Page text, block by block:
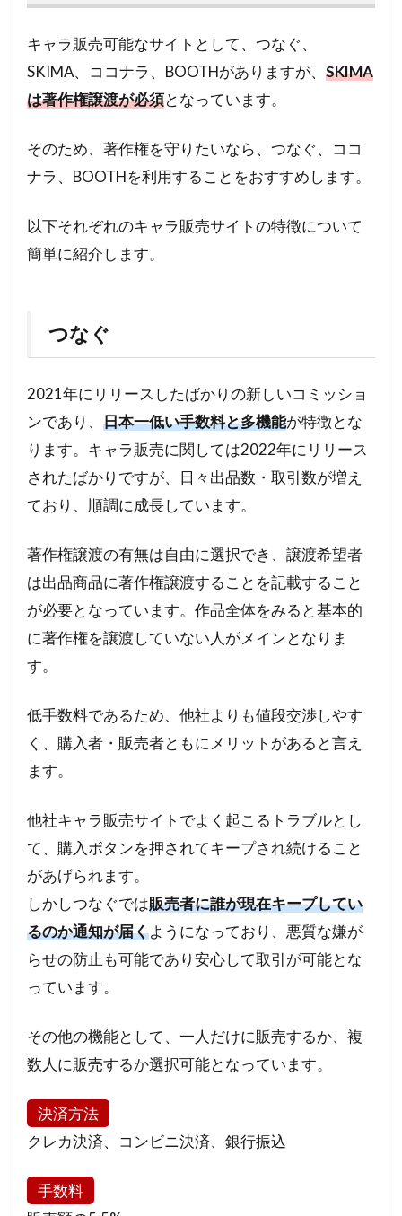
キャラ販売可能なサイトとして、つなぐ、
SKIMA、ココナラ、BOOTHがありますが、 SKIMA
は著作権譲渡が必須となっています。
そのため、著作権を守りたいなら、つなぐ、ココ
ナラ、BOOTHを利用することをおすすめします。
以下それぞれのキャラ販売サイトの特徴について
簡単に紹介します。
つなぐ
2021年にリリースしたばかりの新しいコミッショ
ンであり、 日本一低い手数料と多機能が特徴とな
ります。キャラ販売に関しては2022年にリリース
されたばかりですが、日々出品数・取引数が増え
ており、順調に成長しています。
著作権譲渡の有無は自由に選択でき、譲渡希望者
は出品商品に著作権譲渡することを記載すること
が必要となっています。作品全体をみると基本的
に著作権を譲渡していない人がメインとなりま
す。
低手数料であるため、他社よりも値段交渉しやす
く、購入者・販売者ともにメリットがあると言え
ます。
他社キャラ販売サイトでよく起こるトラブルとし
て、購入ボタンを押されてキープされ続けること
があげられます。
しかしつなぐでは販売者に誰が現在キープしてい
るのか通知が届くようになっており、悪質な嫌が
らせの防止も可能であり安心して取引が可能とな
っています。
その他の機能として、一人だけに販売するか、複
数人に販売するか選択可能となっています。
決済方法
クレカ決済、コンビニ決済、銀行振込
手数料